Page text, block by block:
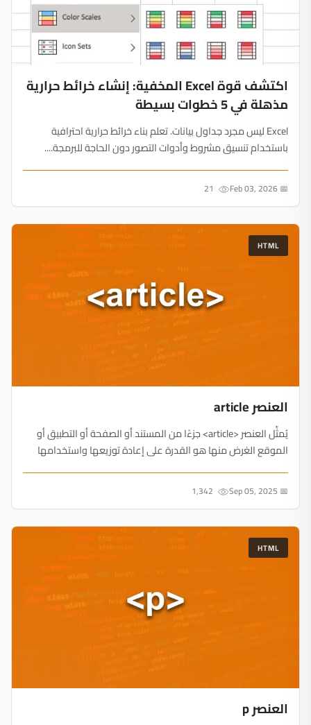
اكتشف قوة Excel المخفية: إنشاء خرائط حرارية
مذهلة في 5 خطوات بسيطة
Excel ليس مجرد جداول بيانات. تعلم بناء خرائط حرارية احترافية
باستخدام تنسيق مشروط وأدوات التصور دون الحاجة للبرمجة....
📅 Feb 03, 2026
HTML
العنصر article
يُمثِّل العنصر <article> جزءًا من المستند أو الصفحة أو التطبيق أو
الموقع الغرض منها هو القدرة على إعادة توزيعها واستخدامها
📅 Sep 05, 2025
HTML
العنصر p